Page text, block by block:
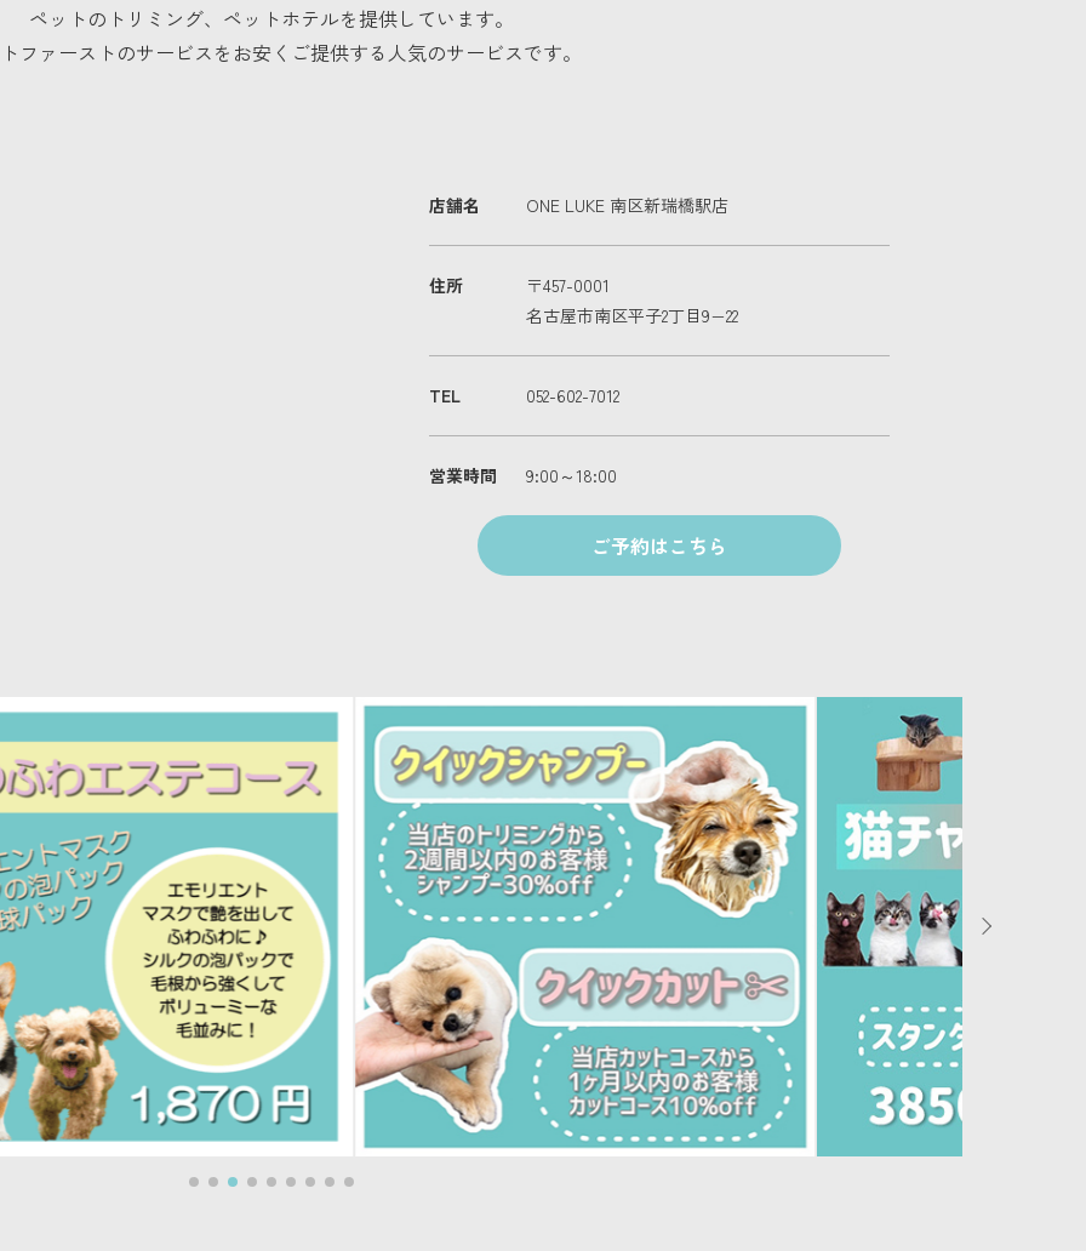
ペットのトリミング、ペットホテルを提供しています。
ファーストのサービスをお安くご提供する人気のサービスです。
店舗名 ONE LUKE 南区新瑞橋駅店
住所
〒457-0001
名古屋市南区平子2丁目9−22
TEL 052-602-7012
営業時間 9:00～18:00
ご予約はこちら